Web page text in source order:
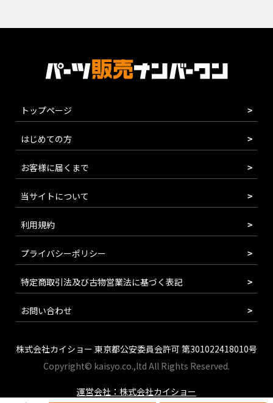
トップページ
はじめての方
お客様に届くまで
当サイトについて
利用規約
プライバシーポリシー
特定商取引法及び古物営業法に基づく表記
お問い合わせ
株式会社カイショー 東京都公安委員会許可 第301022418010号
Copyright© kaisyo.co.,ltd All Rights Reserved.
運営会社：株式会社カイショー